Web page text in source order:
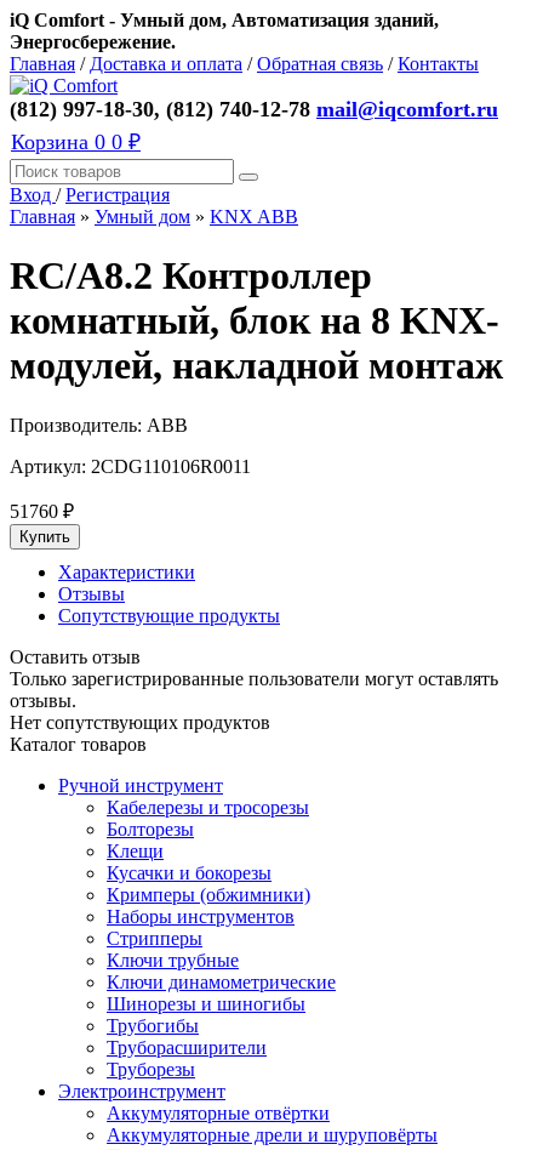
iQ Comfort - Умный дом, Автоматизация зданий,
Энергосбережение.
Главная / Доставка и оплата /Обратная связь /Контакты
(812) 997-18-30, (812) 740-12-78 mail@iqcomfort.ru
Корзина 0 0 ₽
Вход /Регистрация
Главная » Умный дом » KNX ABB
RC/A8.2 Контроллер
комнатный, блок на 8 KNX-
модулей, накладной монтаж
Производитель: ABB
Артикул: 2CDG110106R0011
51760 ₽
Характеристики
Отзывы
Сопутствующие продукты
Оставить отзыв
Только зарегистрированные пользователи могут оставлять
отзывы.
Нет сопутствующих продуктов
Каталог товаров
Ручной инструмент
Кабелерезы и тросорезы
Болторезы
Клещи
Кусачки и бокорезы
Кримперы (обжимники)
Наборы инструментов
Стрипперы
Ключи трубные
Ключи динамометрические
Шинорезы и шиногибы
Трубогибы
Труборасширители
Труборезы
Электроинструмент
Аккумуляторные отвёртки
Аккумуляторные дрели и шуруповёрты